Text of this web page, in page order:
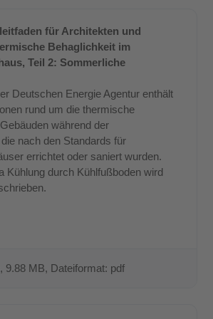
für Architekten und
Behaglichkeit im
Teil 2: Sommerliche
Deutschen Energie Agentur enthält
rund um die thermische
während der
nach den Standards für
errichtet oder saniert wurden.
Kühlung durch Kühlfußboden wird
, 9.88 MB, Dateiformat: pdf